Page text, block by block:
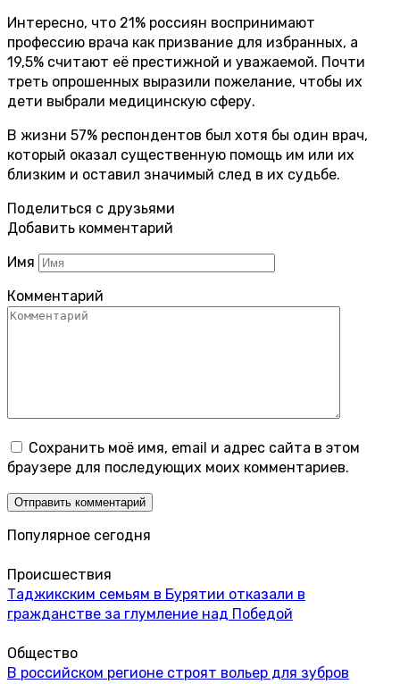
Интересно, что 21% россиян воспринимают
профессию врача как призвание для избранных, а
19,5% считают её престижной и уважаемой. Почти
треть опрошенных выразили пожелание, чтобы их
дети выбрали медицинскую сферу.
В жизни 57% респондентов был хотя бы один врач,
который оказал существенную помощь им или их
близким и оставил значимый след в их судьбе.
Поделиться с друзьями
Добавить комментарий
Имя
Комментарий
Сохранить моё имя, email и адрес сайта в этом
браузере для последующих моих комментариев.
Популярное сегодня
Происшествия
Таджикским семьям в Бурятии отказали в
гражданстве за глумление над Победой
Общество
В российском регионе строят вольер для зубров